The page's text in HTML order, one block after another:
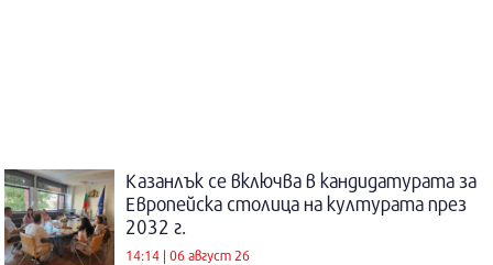
Казанлък се включва в кандидатурата за
Европейска столица на културата през
2032 г.
14:14 | 06 август 26